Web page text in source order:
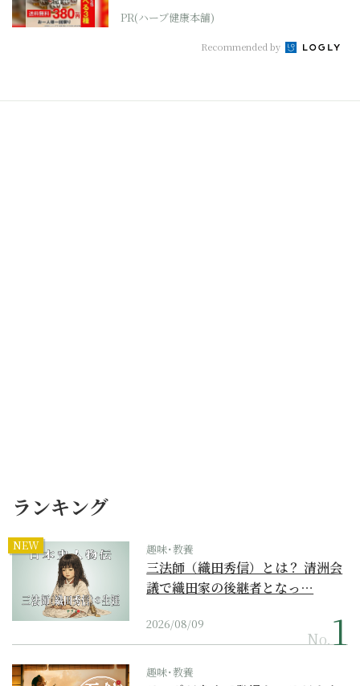
PR(ハーブ健康本舗)
Recommended by
ランキング
NEW 趣味･教養
三法師（織田秀信）とは？ 清洲会
議で織田家の後継者となっ…
2026/08/09
No.
趣味･教養